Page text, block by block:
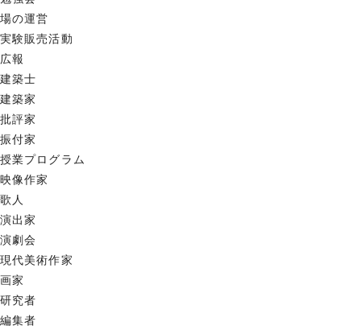
場の運営
実験販売活動
広報
建築士
建築家
批評家
振付家
授業プログラム
映像作家
歌人
演出家
演劇会
現代美術作家
画家
研究者
編集者